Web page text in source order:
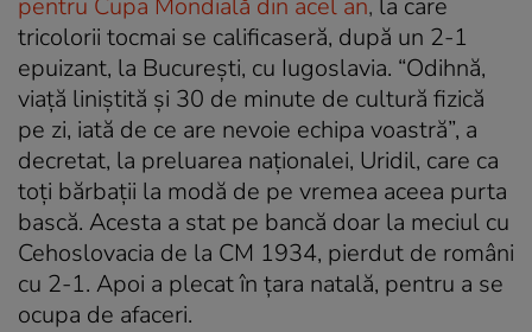
tricolorii tocmai se calificaseră, după un 2-1
epuizant, la Bucureşti, cu Iugoslavia. “Odihnă,
viaţă liniştită şi 30 de minute de cultură fizică
pe zi, iată de ce are nevoie echipa voastră”, a
decretat, la preluarea naţionalei, Uridil, care ca
toți bărbații la modă de pe vremea aceea purta
bască. Acesta a stat pe bancă doar la meciul cu
Cehoslovacia de la CM 1934, pierdut de români
cu 2-1. Apoi a plecat în ţara natală, pentru a se
ocupa de afaceri.